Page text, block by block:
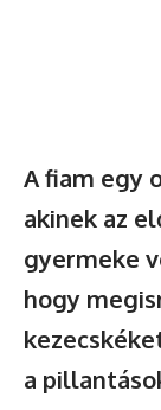
A fiam egy
akinek az
gyermeke
hogy
a